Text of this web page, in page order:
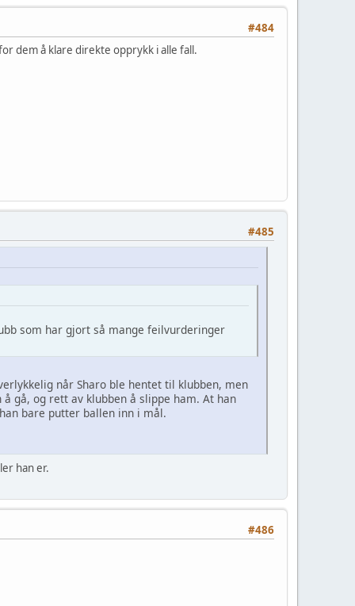
#484
dem å klare direkte opprykk i alle fall.
#485
som har gjort så mange feilvurderinger
når Sharo ble hentet til klubben, men
gå, og rett av klubben å slippe ham. At han
bare putter ballen inn i mål.
han er.
#486